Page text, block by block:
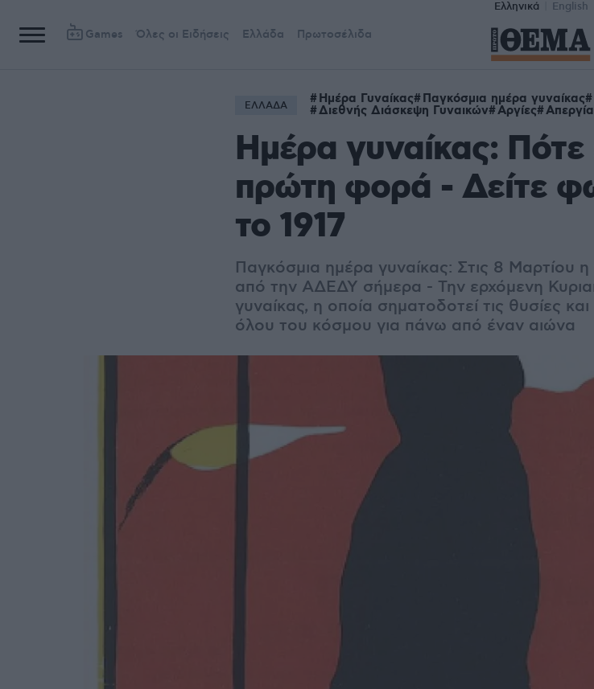
Ελληνικά English
Games Όλες οι Ειδήσεις Ελλάδα Πρωτοσέλιδα
ΕΛΛΑΔΑ Ημέρα Γυναίκας Παγκόσμια ημέρα γυναίκας
Διεθνής Διάσκεψη Γυναικών Αργίες Απεργία
Ημέρα γυναίκας: Πότε
πρώτη φορά - Δείτε
το 1917
Παγκόσμια ημέρα γυναίκας: Στις 8 Μαρτίου
από την ΑΔΕΔΥ σήμερα - Την ερχόμενη
γυναίκας, η οποία σηματοδοτεί τις θυσίες
όλου του κόσμου για πάνω από έναν αιώνα